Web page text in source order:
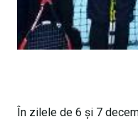
În zilele de 6 și 7